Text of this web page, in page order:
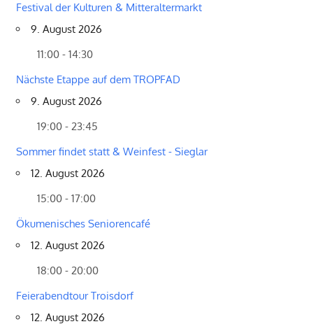
Festival der Kulturen & Mitteraltermarkt
9. August 2026
11:00 - 14:30
Nächste Etappe auf dem TROPFAD
9. August 2026
19:00 - 23:45
Sommer findet statt & Weinfest - Sieglar
12. August 2026
15:00 - 17:00
Ökumenisches Seniorencafé
12. August 2026
18:00 - 20:00
Feierabendtour Troisdorf
12. August 2026